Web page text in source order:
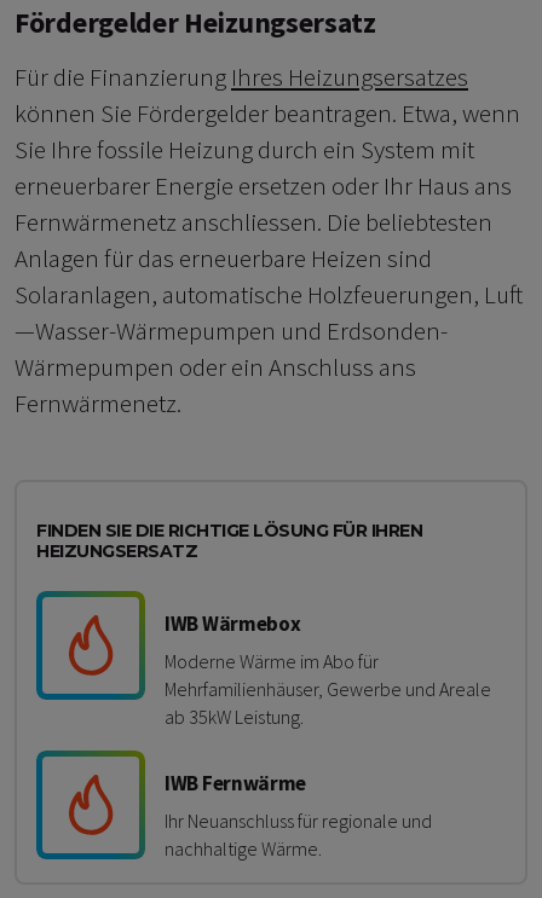
Fördergelder Heizungsersatz
Für die Finanzierung Ihres Heizungsersatzes
können Sie Fördergelder beantragen. Etwa, wenn
Sie Ihre fossile Heizung durch ein System mit
erneuerbarer Energie ersetzen oder Ihr Haus ans
Fernwärmenetz anschliessen. Die beliebtesten
Anlagen für das erneuerbare Heizen sind
Solaranlagen, automatische Holzfeuerungen, Luft
—Wasser-Wärmepumpen und Erdsonden-
Wärmepumpen oder ein Anschluss ans
Fernwärmenetz.
FINDEN SIE DIE RICHTIGE LÖSUNG FÜR IHREN
HEIZUNGSERSATZ
IWB Wärmebox
Moderne Wärme im Abo für
Mehrfamilienhäuser, Gewerbe und Areale
ab 35kW Leistung.
IWB Fernwärme
Ihr Neuanschluss für regionale und
nachhaltige Wärme.